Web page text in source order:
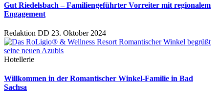
Gut Riedelsbach – Familiengeführter Vorreiter mit regionalem
Engagement
Redaktion DD 23. Oktober 2024
Hotellerie
Willkommen in der Romantischer Winkel-Familie in Bad
Sachsa